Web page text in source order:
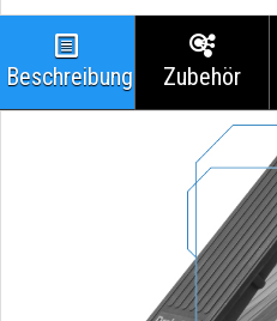
Beschreibung Zubehör